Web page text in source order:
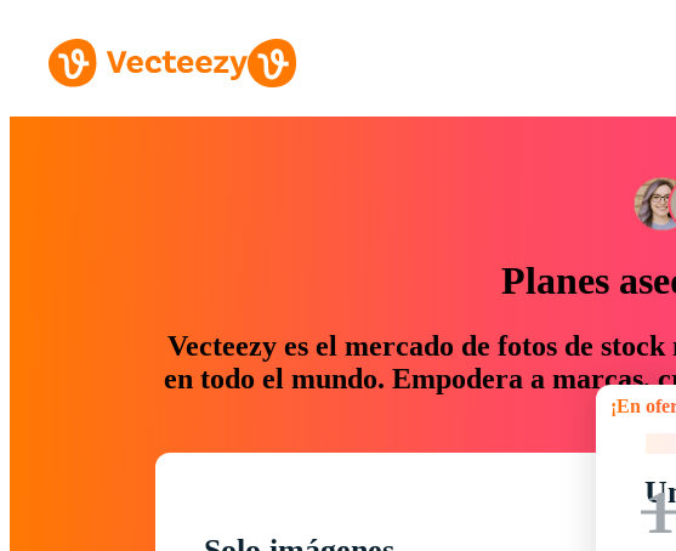
Planes
Vecteezy es el mercado de fotos de
en todo el mundo. Empodera a marcas,
un
¡En oferta